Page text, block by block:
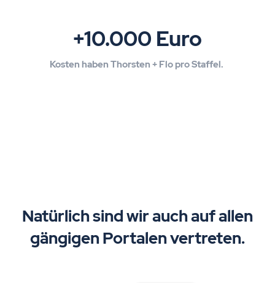
+10.000 Euro
Kosten haben Thorsten + Flo pro Staffel.
Natürlich sind wir auch auf allen
gängigen Portalen vertreten.